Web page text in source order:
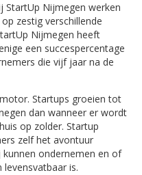
StartUp Nijmegen werken
zestig verschillende
Nijmegen heeft
een succespercentage
die vijf jaar na de
Startups groeien tot
dan wanneer er wordt
op zolder. Startup
zelf het avontuur
ondernemen en of
is.